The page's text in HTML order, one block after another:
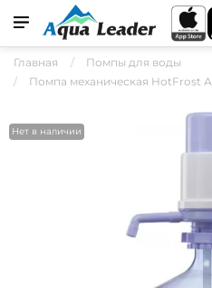
Главная
Помпы для воды
Помпа механическая HotFrost
Нет в наличии